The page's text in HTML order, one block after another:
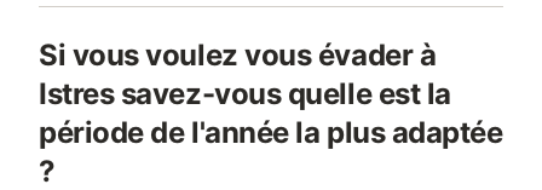
Si vous voulez vous évader à
Istres savez-vous quelle est la
période de l'année la plus adaptée
?